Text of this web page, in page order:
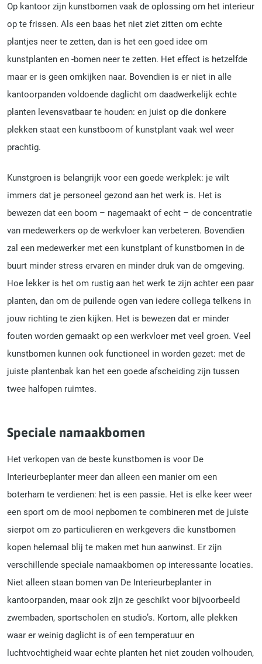
Op kantoor zijn kunstbomen vaak de oplossing om het interieur
op te frissen. Als een baas het niet ziet zitten om echte
plantjes neer te zetten, dan is het een goed idee om
kunstplanten en -bomen neer te zetten. Het effect is hetzelfde
maar er is geen omkijken naar. Bovendien is er niet in alle
kantoorpanden voldoende daglicht om daadwerkelijk echte
planten levensvatbaar te houden: en juist op die donkere
plekken staat een kunstboom of kunstplant vaak wel weer
prachtig.
Kunstgroen is belangrijk voor een goede werkplek: je wilt
immers dat je personeel gezond aan het werk is. Het is
bewezen dat een boom – nagemaakt of echt – de concentratie
van medewerkers op de werkvloer kan verbeteren. Bovendien
zal een medewerker met een kunstplant of kunstbomen in de
buurt minder stress ervaren en minder druk van de omgeving.
Hoe lekker is het om rustig aan het werk te zijn achter een paar
planten, dan om de puilende ogen van iedere collega telkens in
jouw richting te zien kijken. Het is bewezen dat er minder
fouten worden gemaakt op een werkvloer met veel groen. Veel
kunstbomen kunnen ook functioneel in worden gezet: met de
juiste plantenbak kan het een goede afscheiding zijn tussen
twee halfopen ruimtes.
Speciale namaakbomen
Het verkopen van de beste kunstbomen is voor De
Interieurbeplanter meer dan alleen een manier om een
boterham te verdienen: het is een passie. Het is elke keer weer
een sport om de mooi nepbomen te combineren met de juiste
sierpot om zo particulieren en werkgevers die kunstbomen
kopen helemaal blij te maken met hun aanwinst. Er zijn
verschillende speciale namaakbomen op interessante locaties.
Niet alleen staan bomen van De Interieurbeplanter in
kantoorpanden, maar ook zijn ze geschikt voor bijvoorbeeld
zwembaden, sportscholen en studio’s. Kortom, alle plekken
waar er weinig daglicht is of een temperatuur en
luchtvochtigheid waar echte planten het niet zouden volhouden,